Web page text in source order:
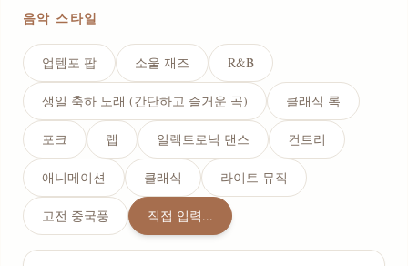
음악 스타일
업템포 팝 소울 재즈 R&B
생일 축하 노래 (간단하고 즐거운 곡) 클래식 록
포크 랩 일렉트로닉 댄스 컨트리
애니메이션 클래식 라이트 뮤직
고전 중국풍 직접 입력...